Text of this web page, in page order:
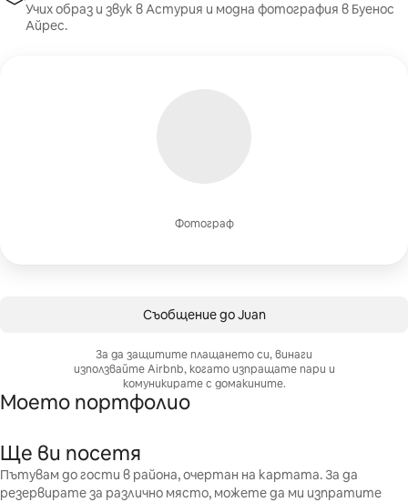
Фотограф
Учих образ и звук в Астурия и модна фотография в Буенос
Айрес.
Съобщение до Juan
За да защитите плащането си, винаги
използвайте Airbnb, когато изпращате пари и
комуникирате с домакините.
Моето портфолио
Ще ви посетя
Пътувам до гости в района, очертан на картата. За да
резервирате за различно място, можете да ми изпратите